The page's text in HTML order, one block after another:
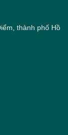
khí
thành phố Hồ